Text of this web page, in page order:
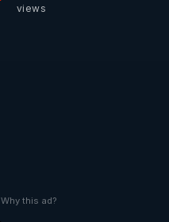
views
Why this ad?